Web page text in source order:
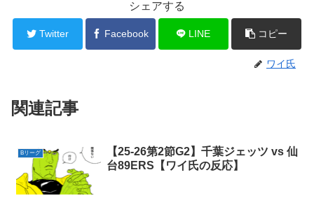
シェアする
Twitter Facebook LINE コピー
ワイ氏
関連記事
Bリーグ
【25-26第2節G2】千葉ジェッツ vs 仙
台89ERS【ワイ氏の反応】